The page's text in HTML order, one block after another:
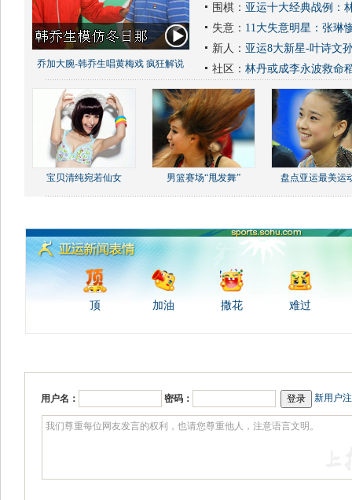
乔加大腕-韩乔生唱黄梅戏 疯狂解说
围棋： 亚运十大经典战例：
失意： 11大失意明星：张琳
新人： 亚运8大新星-叶诗文
社区： 林丹或成李永波救命
宝贝清纯宛若仙女 男篮赛场“甩发舞” 盘点亚运最美运
顶 加油 撒花 难过
用户名： 密码： 新用户